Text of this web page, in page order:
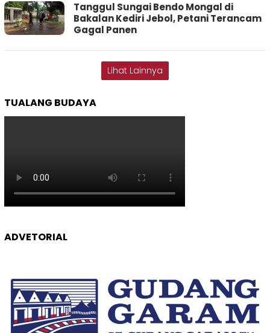
Tanggul Sungai Bendo Mongal di
Bakalan Kediri Jebol, Petani Terancam
Gagal Panen
Lihat Lainnya
TUALANG BUDAYA
ADVETORIAL